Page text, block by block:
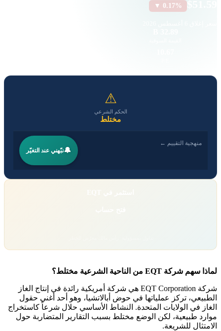
▼ 0.17%
⚠
الحكم الشرعي
مختلط
منهجية التقييم ←
🔔نبّهني عند التغيّر
لماذا سهم شركة EQT من الناحية الشرعية مختلط؟
شركة EQT Corporation هي شركة أمريكية رائدة في إنتاج الغاز
الطبيعي، تركز عملياتها في حوض أبالاتشيا، وهو أحد أغنى حقول
الغاز في الولايات المتحدة. النشاط الأساسي حلال شرعاً كاستخراج
موارد طبيعية، لكن الوضع مختلط بسبب التقارير المتضاربة حول
الامتثال للشريعة.